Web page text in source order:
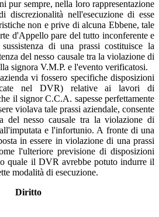
pur sempre, nella loro rappresentazione
discrezionalità nell'esecuzione di esse
non e prive di alcuna Ebbene, tale
d'Appello pare del tutto inconferente e
di una prassi costituisce la
del nesso causale tra la violazione di
signora V.M.P. e l'evento verificatosi.
vi fossero specifiche disposizioni
nel DVR) relative ai lavori di
il signor C.C.A. sapesse perfettamente
violava tale prassi aziendale, consente
del nesso causale tra la violazione di
e l'infortunio. A fronte di una
in essere in violazione di una prassi
l'ulteriore previsione di disposizioni
quale il DVR avrebbe potuto indurre il
modalità di esecuzione.
Diritto